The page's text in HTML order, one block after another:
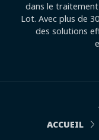
dans le
Lot. Avec plus de
des solutions
ACCUEIL